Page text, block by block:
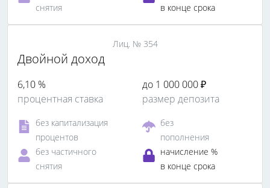
снятия
в конце срока
Лиц. № 354
Двойной доход
6,10 %
процентная ставка
до 1 000 000 ₽
размер депозита
без капитализация
процентов
без
пополнения
без частичного
снятия
начисление %
в конце срока